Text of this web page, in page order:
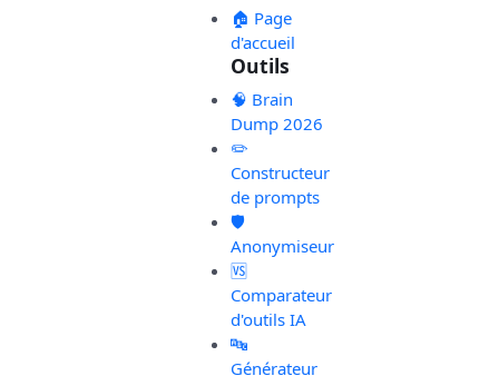
🏠 Page
d'accueil
Outils
🧠 Brain
Dump 2026
✏️
Constructeur
de prompts
🛡️
Anonymiseur
🆚
Comparateur
d'outils IA
🔤
Générateur